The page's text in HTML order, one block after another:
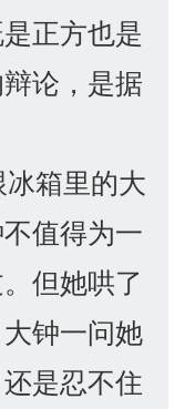
正方也是
论，是据
箱里的大
值得为一
但她哄了
钟一问她
是忍不住